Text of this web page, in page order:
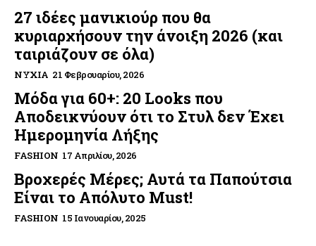
27 ιδέες μανικιούρ που θα
κυριαρχήσουν την άνοιξη 2026 (και
ταιριάζουν σε όλα)
ΝΎΧΙΑ 21 Φεβρουαρίου, 2026
Μόδα για 60+: 20 Looks που
Αποδεικνύουν ότι το Στυλ δεν Έχει
Ημερομηνία Λήξης
FASHION 17 Απριλίου, 2026
Βροχερές Μέρες; Αυτά τα Παπούτσια
Είναι το Απόλυτο Must!
FASHION 15 Ιανουαρίου, 2025